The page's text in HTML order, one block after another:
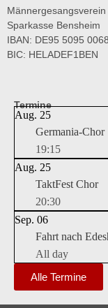
Sparkasse Bensheim
IBAN: DE95 5095
BIC: HELADEF1BEN
Termine
Aug. 25
Germania-Chor
19:15
Aug. 25
TaktFest Chor
20:30
Sep. 06
Fahrt nach
All day
Alle Termine